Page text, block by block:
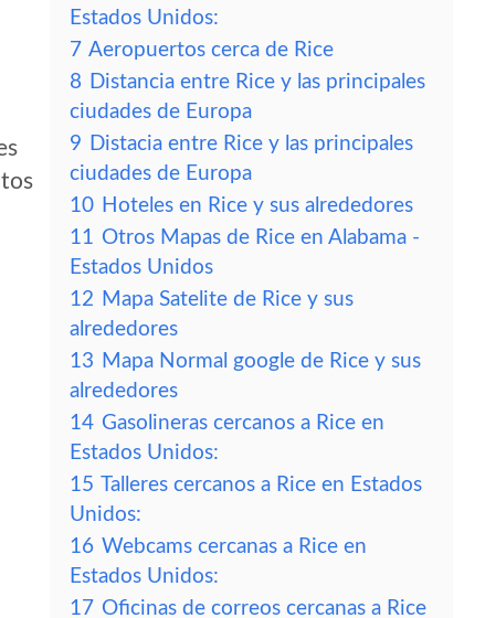
Estados Unidos:
7 Aeropuertos cerca de Rice
8 Distancia entre Rice y las principales
ciudades de Europa
9 Distacia entre Rice y las principales
ciudades de Europa
10 Hoteles en Rice y sus alrededores
11 Otros Mapas de Rice en Alabama -
Estados Unidos
12 Mapa Satelite de Rice y sus
alrededores
13 Mapa Normal google de Rice y sus
alrededores
14 Gasolineras cercanos a Rice en
Estados Unidos:
15 Talleres cercanos a Rice en Estados
Unidos:
16 Webcams cercanas a Rice en
Estados Unidos:
17 Oficinas de correos cercanas a Rice